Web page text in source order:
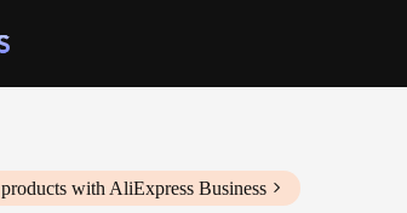
products with AliExpress Business